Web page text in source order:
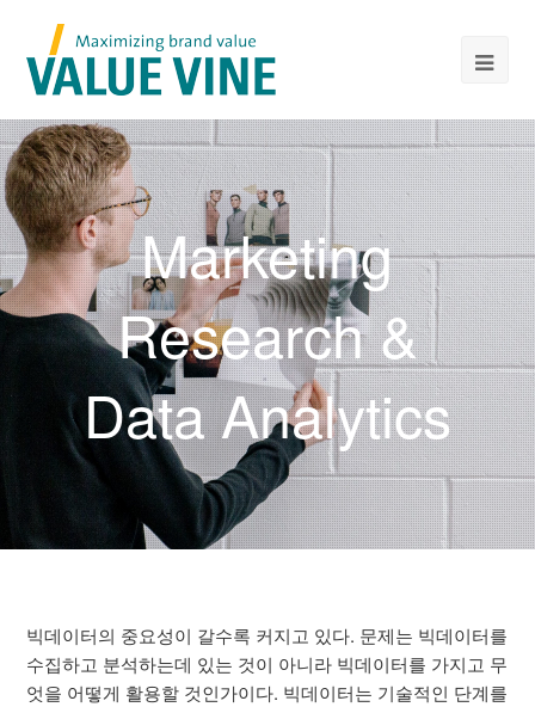
Marketing
Research &
Data Analytics
빅데이터의 중요성이 갈수록 커지고 있다. 문제는 빅데이터를
수집하고 분석하는데 있는 것이 아니라 빅데이터를 가지고 무
엇을 어떻게 활용할 것인가이다. 빅데이터는 기술적인 단계를